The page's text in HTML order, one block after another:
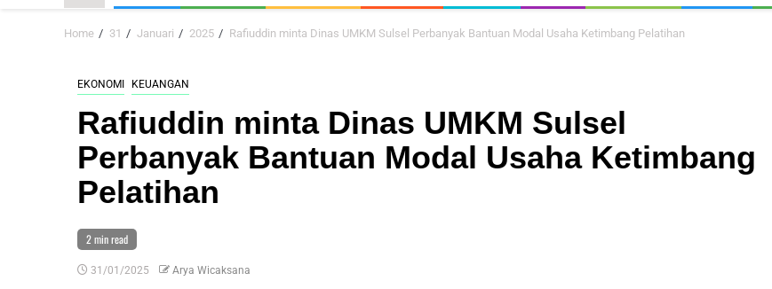
Home 31 Januari 2025 Rafiuddin minta Dinas UMKM Sulsel Perbanyak Bantuan Modal Usaha Ketimbang Pelatihan
EKONOMI KEUANGAN
Rafiuddin minta Dinas UMKM Sulsel
Perbanyak Bantuan Modal Usaha Ketimbang
Pelatihan
2 min read
31/01/2025 Arya Wicaksana